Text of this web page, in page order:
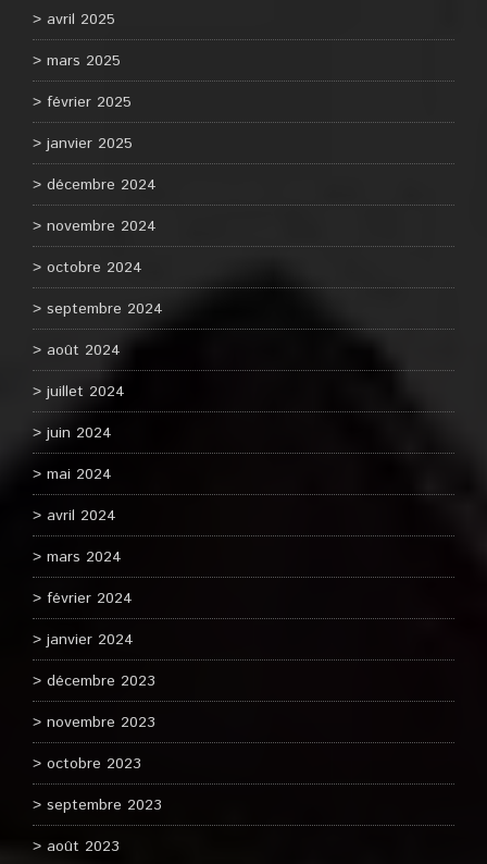
avril 2025
mars 2025
février 2025
janvier 2025
décembre 2024
novembre 2024
octobre 2024
septembre 2024
août 2024
juillet 2024
juin 2024
mai 2024
avril 2024
mars 2024
février 2024
janvier 2024
décembre 2023
novembre 2023
octobre 2023
septembre 2023
août 2023